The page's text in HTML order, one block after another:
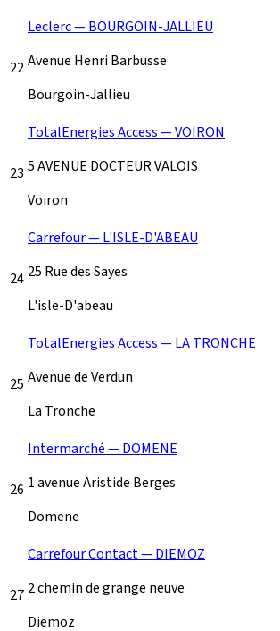
22
Leclerc — BOURGOIN-JALLIEU
Avenue Henri Barbusse
Bourgoin-Jallieu
23
TotalEnergies Access — VOIRON
5 AVENUE DOCTEUR VALOIS
Voiron
24
Carrefour — L'ISLE-D'ABEAU
25 Rue des Sayes
L'isle-D'abeau
25
TotalEnergies Access — LA TRONCHE
Avenue de Verdun
La Tronche
26
Intermarché — DOMENE
1 avenue Aristide Berges
Domene
27
Carrefour Contact — DIEMOZ
2 chemin de grange neuve
Diemoz